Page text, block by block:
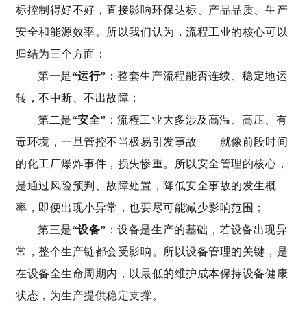
标控制得好不好，直接影响环保达标、产品品质、生产
安全和能源效率。所以我们认为，流程工业的核心可以
归结为三个方面：
第一是“运行” ：整套生产流程能否连续、稳定地运
转，不中断、不出故障；
第二是“安全” ：流程工业大多涉及高温、高压、有
毒环境，一旦管控不当极易引发事故——就像前段时间
的化工厂爆炸事件，损失惨重。所以安全管理的核心，
是通过风险预判、故障处置，降低安全事故的发生概
率，即便出现小异常，也要尽可能减少影响范围；
第三是“设备” ：设备是生产的基础，若设备出现异
常，整个生产链都会受影响。所以设备管理的关键，是
在设备全生命周期内，以最低的维护成本保持设备健康
状态，为生产提供稳定支撑。